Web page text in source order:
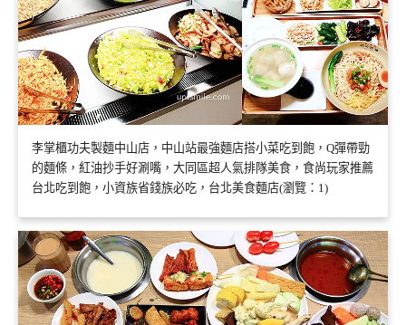
李掌櫃功夫製麵中山店，中山站最強麵店搭小菜吃到飽，Q彈帶勁
的麵條，紅油抄手好涮嘴，大同區超人氣排隊美食，食尚玩家推薦
台北吃到飽，小資族省錢族必吃，台北美食麵店(瀏覽：1)